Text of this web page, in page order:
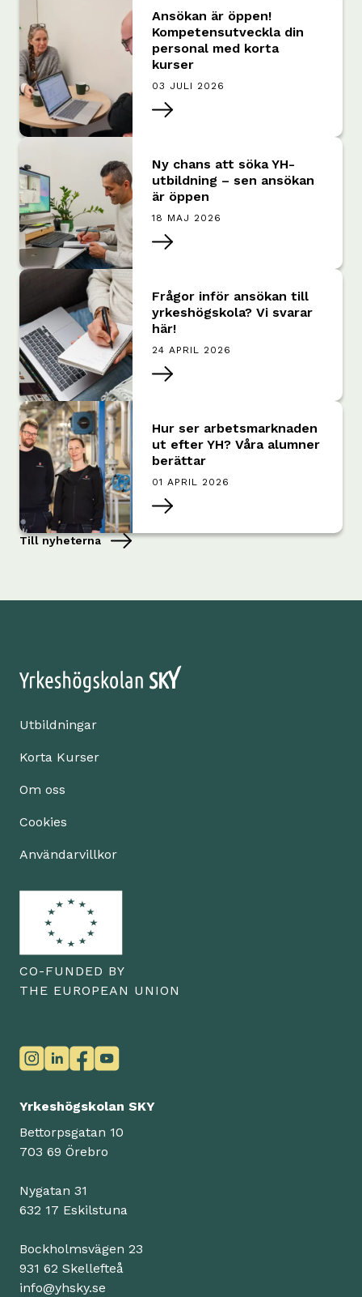
Ansökan är öppen!
Kompetensutveckla din
personal med korta
kurser
03 JULI 2026
Ny chans att söka YH-
utbildning – sen ansökan
är öppen
18 MAJ 2026
Frågor inför ansökan till
yrkeshögskola? Vi svarar
här!
24 APRIL 2026
Hur ser arbetsmarknaden
ut efter YH? Våra alumner
berättar
01 APRIL 2026
Till nyheterna
Utbildningar
Korta Kurser
Om oss
Cookies
Användarvillkor
CO-FUNDED BY
THE EUROPEAN UNION
Yrkeshögskolan SKY
Bettorpsgatan 10
703 69 Örebro
Nygatan 31
632 17 Eskilstuna
Bockholmsvägen 23
931 62 Skellefteå
info@yhsky.se